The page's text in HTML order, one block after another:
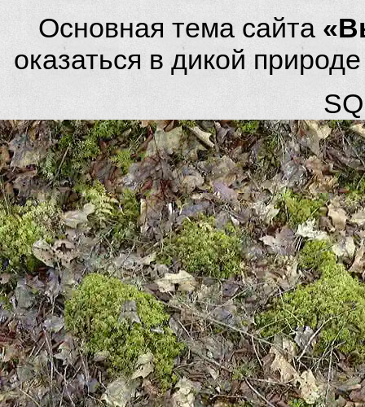
Основная тема сайта
оказаться в дикой